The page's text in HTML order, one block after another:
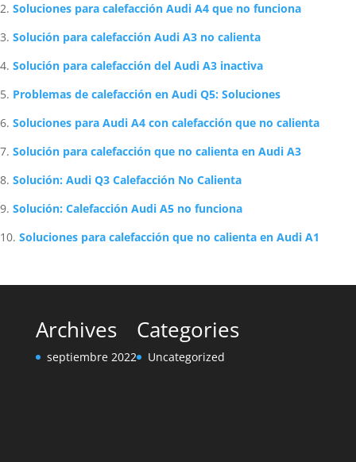
Soluciones para calefacción Audi A4 que no funciona
Solución para calefacción Audi A3 no calienta
Solución para calefacción del Audi A3 inactiva
Problemas de calefacción en Audi Q5: Soluciones
Soluciones para Audi A4 con calefacción que no calienta
Solución para calefacción que no calienta en Audi A3
Solución: Audi Q3 Calefacción No Calienta
Solución: Calefacción Audi A5 no funciona
Soluciones para calefacción que no calienta en Audi A1
Archives
septiembre 2022
Categories
Uncategorized